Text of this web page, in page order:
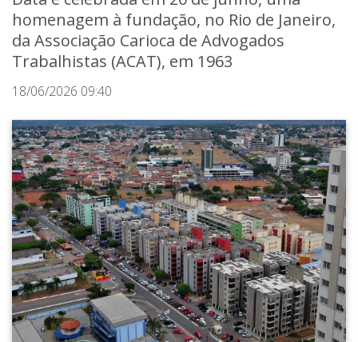
homenagem à fundação, no Rio de Janeiro,
da Associação Carioca de Advogados
Trabalhistas (ACAT), em 1963
18/06/2026 09:40